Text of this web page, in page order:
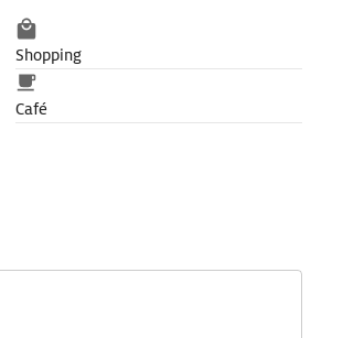
Shopping
Café